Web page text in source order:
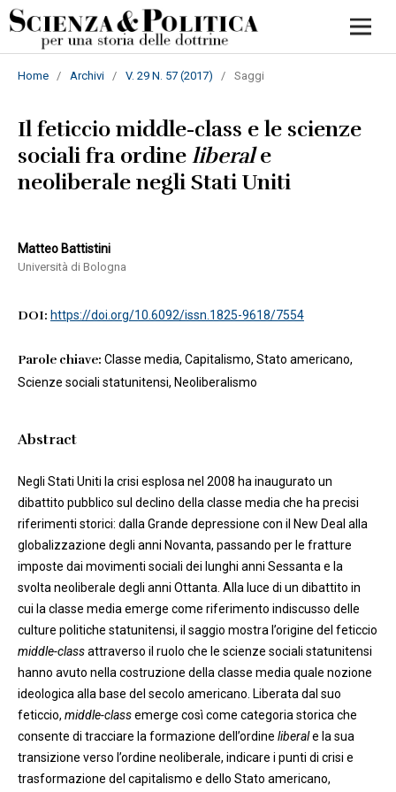
Home / Archivi / V. 29 N. 57 (2017) / Saggi
Il feticcio middle-class e le scienze
sociali fra ordine liberale
neoliberale negli Stati Uniti
Matteo Battistini
Università di Bologna
DOI: https://doi.org/10.6092/issn.1825-9618/7554
Parole chiave: Classe media, Capitalismo, Stato americano,
Scienze sociali statunitensi, Neoliberalismo
Abstract
Negli Stati Uniti la crisi esplosa nel 2008 ha inaugurato un
dibattito pubblico sul declino della classe media che ha precisi
riferimenti storici: dalla Grande depressione con il New Deal alla
globalizzazione degli anni Novanta, passando per le fratture
imposte dai movimenti sociali dei lunghi anni Sessanta e la
svolta neoliberale degli anni Ottanta. Alla luce di un dibattito in
cui la classe media emerge come riferimento indiscusso delle
culture politiche statunitensi, il saggio mostra l’origine del feticcio
middle-classattraverso il ruolo che le scienze sociali statunitensi
hanno avuto nella costruzione della classe media quale nozione
ideologica alla base del secolo americano. Liberata dal suo
feticcio, middle-classemerge così come categoria storica che
consente di tracciare la formazione dell’ordine liberale la sua
transizione verso l’ordine neoliberale, indicare i punti di crisi e
trasformazione del capitalismo e dello Stato americano,